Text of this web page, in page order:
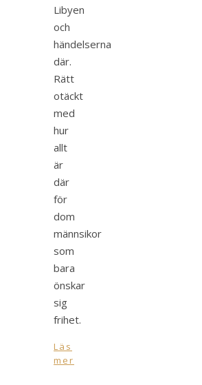
Libyen
och
händelserna
där.
Rätt
otäckt
med
hur
allt
är
där
för
dom
männsikor
som
bara
önskar
sig
frihet.
Läs
mer